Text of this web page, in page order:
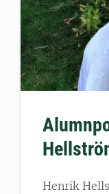
Henrik